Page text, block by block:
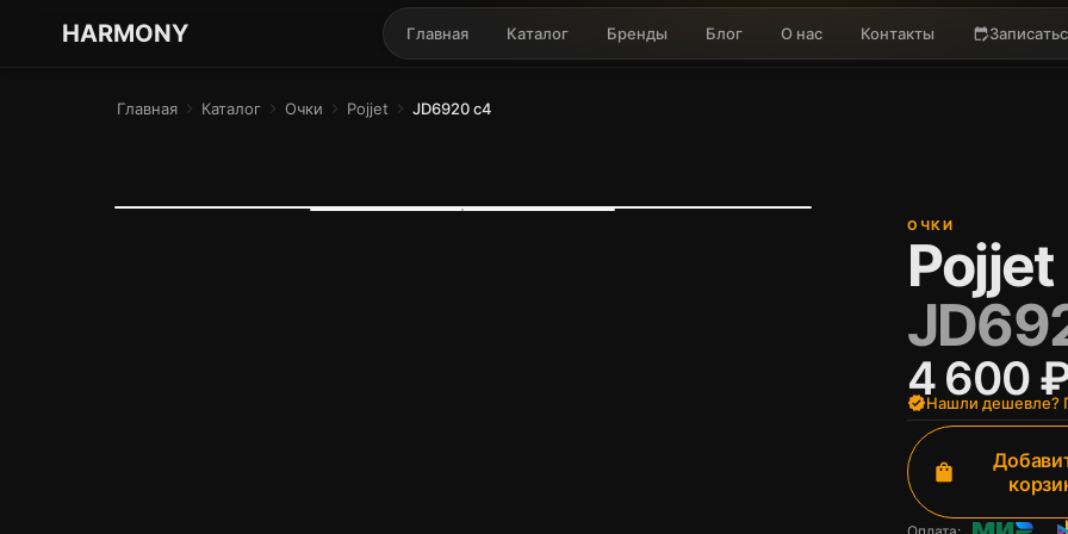
ГАРМОНИЯ ГЛАЗ
HARMONY Главная Каталог Бренды Блог О нас Контакты edit_calendar
Главная chevron_right Каталог chevron_right Очки chevron_right Pojjet chevron_right JD6920 c4
ОЧКИ
Pojjet
4 600
verifiedНашли дешевле?
shopping_bag
Оплата: